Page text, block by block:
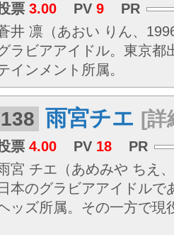
票 3.00 PV 9
PR
井 凛（あおい りん、
ラビアアイドル。東京都
インメント所属。
138 雨宮チエ [詳
票 4.00 PV 18
PR
宮 チエ（あめみや ちえ
日本のグラビアアイドルで
ッズ所属。その一方で現